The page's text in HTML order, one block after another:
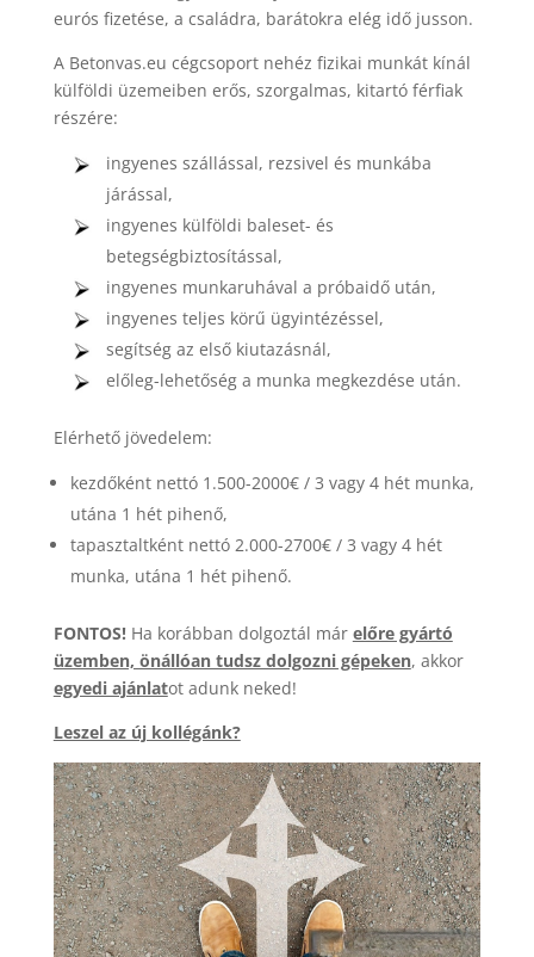
eurós fizetése, a családra, barátokra elég idő jusson.
A Betonvas.eu cégcsoport nehéz fizikai munkát kínál
külföldi üzemeiben erős, szorgalmas, kitartó férfiak
részére:
ingyenes szállással, rezsivel és munkába
járással,
ingyenes külföldi baleset- és
betegségbiztosítással,
ingyenes munkaruhával a próbaidő után,
ingyenes teljes körű ügyintézéssel,
segítség az első kiutazásnál,
előleg-lehetőség a munka megkezdése után.
Elérhető jövedelem:
kezdőként nettó 1.500-2000€ / 3 vagy 4 hét munka,
utána 1 hét pihenő,
tapasztaltként nettó 2.000-2700€ / 3 vagy 4 hét
munka, utána 1 hét pihenő.
FONTOS!Ha korábban dolgoztál már előre gyártó
üzemben, önállóan tudsz dolgozni gépeken, akkor
egyedi ajánlatot adunk neked!
Leszel az új kollégánk?